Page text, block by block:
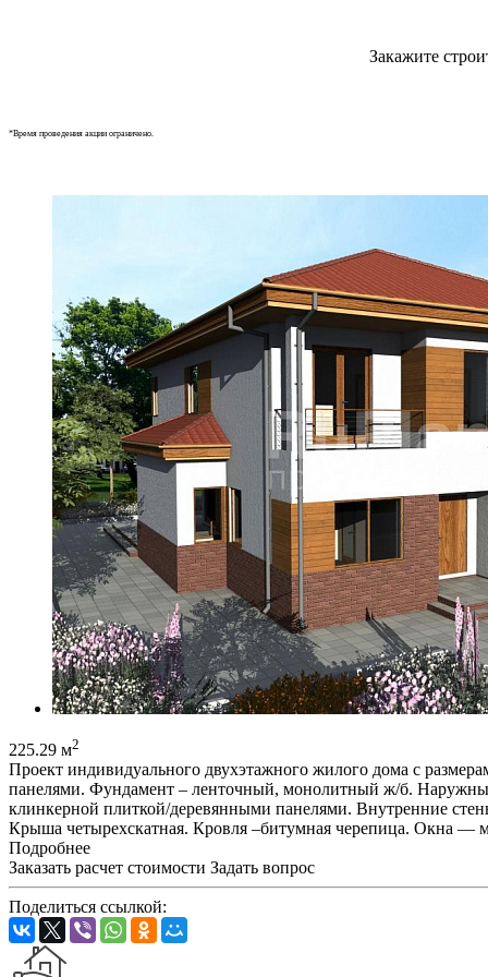
Закажите
*Время проведения акции ограничено.
225.29 м2
Проект индивидуального двухэтажного жилого дома с
панелями. Фундамент – ленточный, монолитный ж/б.
клинкерной плиткой/деревянными панелями. Внутренние
Крыша четырехскатная. Кровля –битумная черепица. Окна —
Подробнее
Заказать расчет стоимости Задать вопрос
Поделиться ссылкой: